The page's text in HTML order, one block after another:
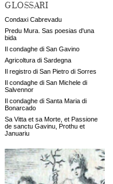
GLOSSARI
Condaxi Cabrevadu
Predu Mura. Sas poesias d'una
bida
Il condaghe di San Gavino
Agricoltura di Sardegna
Il registro di San Pietro di Sorres
Il condaghe di San Michele di
Salvennor
Il condaghe di Santa Maria di
Bonarcado
Sa Vitta et sa Morte, et Passione
de sanctu Gavinu, Prothu et
Januariu